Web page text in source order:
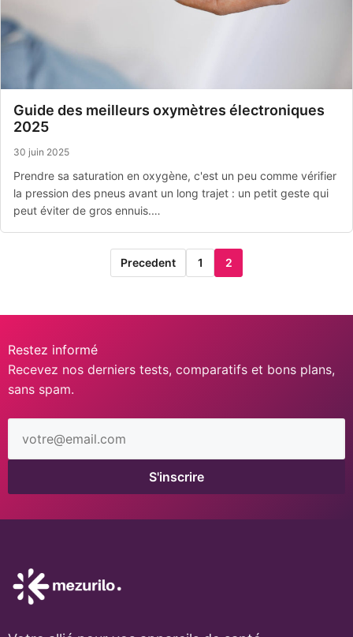
Guide des meilleurs oxymètres électroniques
2025
30 juin 2025
Prendre sa saturation en oxygène, c'est un peu comme vérifier
la pression des pneus avant un long trajet : un petit geste qui
peut éviter de gros ennuis.…
Precedent 1 2
Restez informé
Recevez nos derniers tests, comparatifs et bons plans,
sans spam.
email
S'inscrire